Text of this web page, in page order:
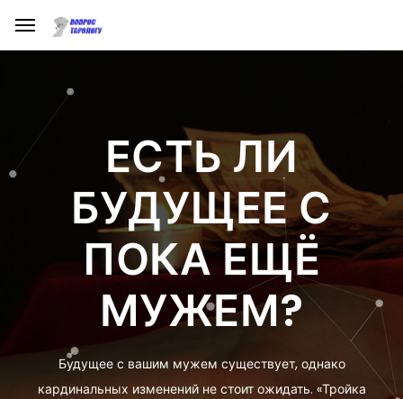
ЕСТЬ ЛИ
БУДУЩЕЕ С
ПОКА ЕЩЁ
МУЖЕМ?
Будущее с вашим мужем существует, однако
кардинальных изменений не стоит ожидать. «Тройка